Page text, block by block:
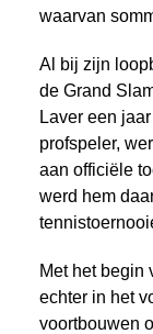
waarvan
Al bij zijn
de Grand
Laver een
profspeler,
aan officiële
werd hem
Met het begin
echter in het
voortbouwen